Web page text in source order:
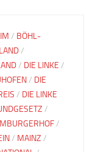
/ BÖHL-
/
/ DIE LINKE /
/ DIE
/ DIE LINKE
/
/
/ MAINZ /